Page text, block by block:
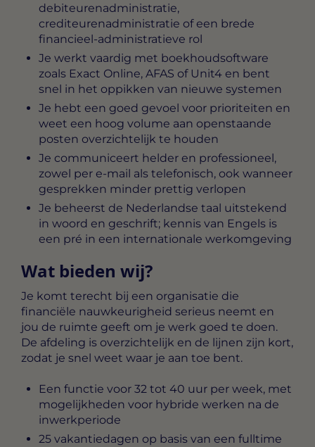
debiteurenadministratie,
crediteurenadministratie of een brede
financieel-administratieve rol
Je werkt vaardig met boekhoudsoftware
zoals Exact Online, AFAS of Unit4 en bent
snel in het oppikken van nieuwe systemen
Je hebt een goed gevoel voor prioriteiten en
weet een hoog volume aan openstaande
posten overzichtelijk te houden
Je communiceert helder en professioneel,
zowel per e-mail als telefonisch, ook wanneer
gesprekken minder prettig verlopen
Je beheerst de Nederlandse taal uitstekend
in woord en geschrift; kennis van Engels is
een pré in een internationale werkomgeving
Wat bieden wij?
Je komt terecht bij een organisatie die
financiële nauwkeurigheid serieus neemt en
jou de ruimte geeft om je werk goed te doen.
De afdeling is overzichtelijk en de lijnen zijn kort,
zodat je snel weet waar je aan toe bent.
Een functie voor 32 tot 40 uur per week, met
mogelijkheden voor hybride werken na de
inwerkperiode
25 vakantiedagen op basis van een fulltime